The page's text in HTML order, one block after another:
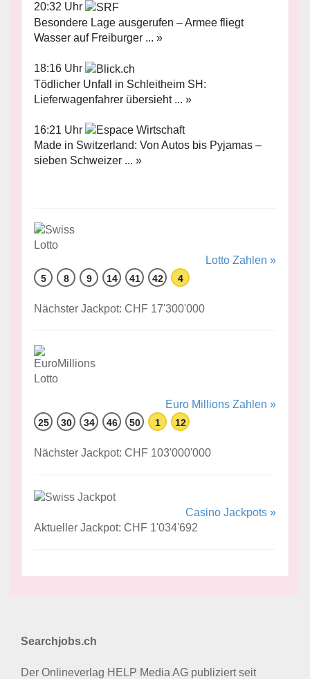
20:32 Uhr
Besondere Lage ausgerufen – Armee fliegt
Wasser auf Freiburger ... »
18:16 Uhr
Tödlicher Unfall in Schleitheim SH:
Lieferwagenfahrer übersieht ... »
16:21 Uhr
Made in Switzerland: Von Autos bis Pyjamas –
sieben Schweizer ... »
Lotto Zahlen »
5 8 9 14 41 42 4
Nächster Jackpot: CHF 17'300'000
Euro Millions Zahlen »
25 30 34 46 50 1 12
Nächster Jackpot: CHF 103'000'000
Casino Jackpots »
Aktueller Jackpot: CHF 1'034'692
Searchjobs.ch
Der Onlineverlag HELP Media AG publiziert seit